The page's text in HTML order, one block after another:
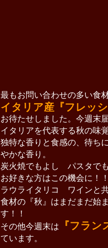
最もお問い合わせの多い食
イタリア産『フレッ
お待たせしました。今週末
イタリアを代表する秋の
独特な香りと食感の、待ち
やかな香り。
炭火焼でもよし パスタで
お好きな方はこの機会に
ラウライタリコ ワインと
食材の『秋』はまだまだ始
す！！
その他今週末は
『フラ
ています。